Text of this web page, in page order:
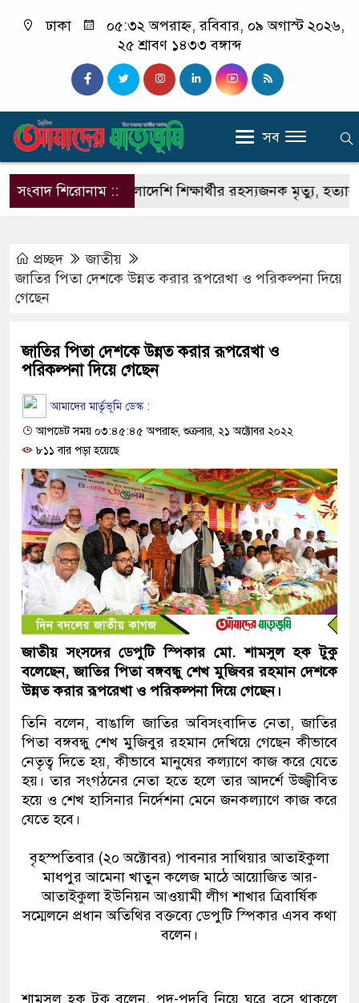
ঢাকা
০৫:৩২ অপরাহ্ন, রবিবার, ০৯ অগাস্ট ২০২৬,
২৫ শ্রাবণ ১৪৩৩ বঙ্গাব্দ
সব
সংবাদ শিরোনাম ::
ভারতে বাংলাদেশি শিক্ষার্থীর রহস্যজনক মৃত্যু, হত্যার
প্রচ্ছদ
জাতীয়
জাতির পিতা দেশকে উন্নত করার রূপরেখা ও পরিকল্পনা দিয়ে
গেছেন
জাতির পিতা দেশকে উন্নত করার রূপরেখা ও
পরিকল্পনা দিয়ে গেছেন
আমাদের মার্তৃভূমি ডেস্ক :
আপডেট সময় ০৩:৪৫:৪৫ অপরাহ্ন, শুক্রবার, ২১ অক্টোবর ২০২২
৮১১ বার পড়া হয়েছে
জাতীয় সংসদের ডেপুটি স্পিকার মো. শামসুল হক টুকু
বলেছেন, জাতির পিতা বঙ্গবন্ধু শেখ মুজিবর রহমান দেশকে
উন্নত করার রূপরেখা ও পরিকল্পনা দিয়ে গেছেন।
তিনি বলেন, বাঙালি জাতির অবিসংবাদিত নেতা, জাতির
পিতা বঙ্গবন্ধু শেখ মুজিবুর রহমান দেখিয়ে গেছেন কীভাবে
নেতৃত্ব দিতে হয়, কীভাবে মানুষের কল্যাণে কাজ করে যেতে
হয়। তার সংগঠনের নেতা হতে হলে তার আদর্শে উজ্জ্বীবিত
হয়ে ও শেখ হাসিনার নির্দেশনা মেনে জনকল্যাণে কাজ করে
যেতে হবে।
বৃহস্পতিবার (২০ অক্টোবর) পাবনার সাথিয়ার আতাইকুলা
মাধপুর আমেনা খাতুন কলেজ মাঠে আয়োজিত আর-
আতাইকুলা ইউনিয়ন আওয়ামী লীগ শাখার ত্রিবার্ষিক
সম্মেলনে প্রধান অতিথির বক্তব্যে ডেপুটি স্পিকার এসব কথা
বলেন।
শামসুল হক টুকু বলেন, পদ-পদবি নিয়ে ঘরে বসে থাকলে